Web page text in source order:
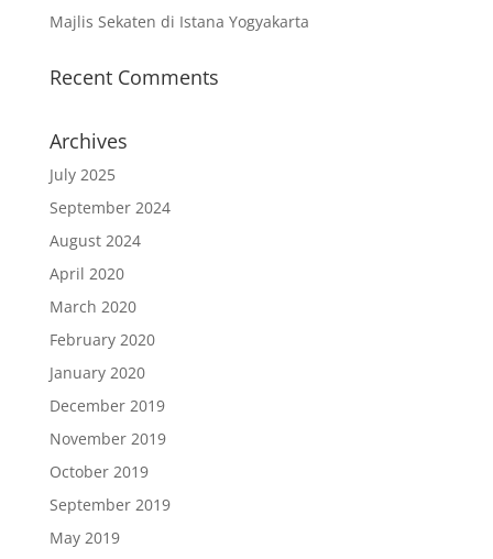
Majlis Sekaten di Istana Yogyakarta
Recent Comments
Archives
July 2025
September 2024
August 2024
April 2020
March 2020
February 2020
January 2020
December 2019
November 2019
October 2019
September 2019
May 2019